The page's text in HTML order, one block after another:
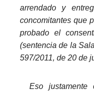
arrendado y
concomitantes que
probado el
(sentencia de la
597/2011, de 20 de
Eso